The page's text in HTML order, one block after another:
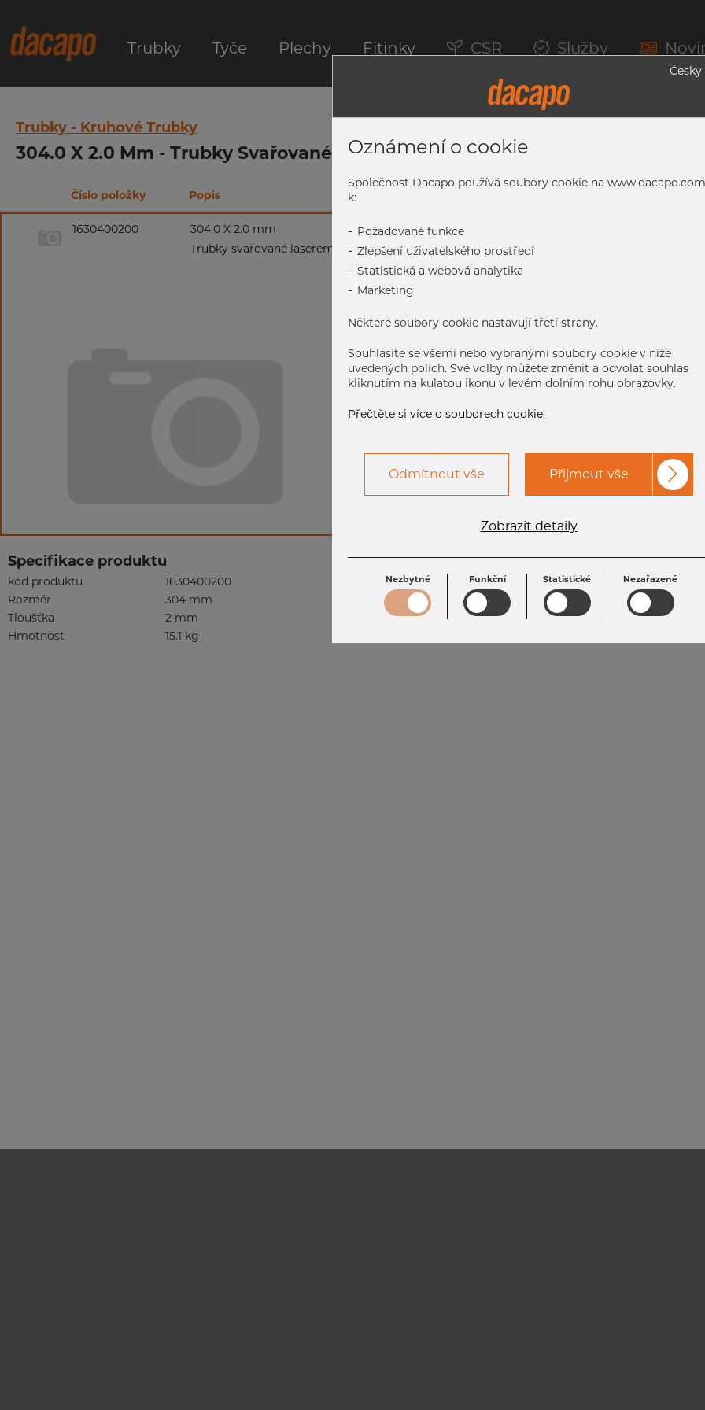
Trubky Tyče Plechy Fitinky CSR Služby
Trubky - Kruhové Trubky
304.0 X 2.0 Mm - Trubky Svařované Laserem, 1.4404, EN 10217-7, Nežíhaná,
Číslo položky Popis
1630400200
304.0 X 2.0 mm
Trubky svařované laserem, 1.4404, EN 10217-7, nežíhaná, mořený
Specifikace produktu
kód produktu
1630400200
Rozměr
304 mm
Tloušťka
2 mm
Hmotnost
15.1 kg
Česky
Oznámení o cookie
Společnost Dacapo používá soubory cookie na www.dacapo.com
k:
- Požadované funkce
- Zlepšení uživatelského prostředí
- Statistická a webová analytika
- Marketing
Některé soubory cookie nastavují třetí strany.
Souhlasíte se všemi nebo vybranými soubory cookie v níže
uvedených polích. Své volby můžete změnit a odvolat souhlas
kliknutím na kulatou ikonu v levém dolním rohu obrazovky.
Přečtěte si více o souborech cookie.
Odmítnout vše Přijmout vše
Zobrazit detaily
Nezbytné Funkční Statistické Nezařazené